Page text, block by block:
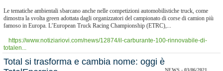
Le tematiche ambientali sbarcano anche nelle competizioni automobilistiche truck, come
dimostra la svolta green adottata dagli organizzatori del campionato di corse di camion più
famoso in Europa. L’European Truck Racing Championship (ETRC),...
https://www.notiziariovi.com/news/12874/il-carburante-100-rinnovabile-di-
totalen...
Total si trasforma e cambia nome: oggi è
NEWS - 03/06/2021